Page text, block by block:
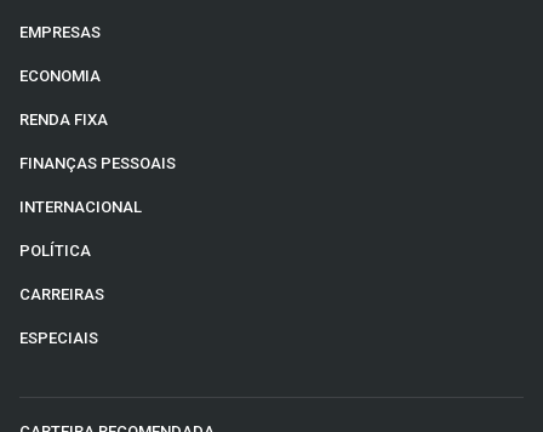
EMPRESAS
ECONOMIA
RENDA FIXA
FINANÇAS PESSOAIS
INTERNACIONAL
POLÍTICA
CARREIRAS
ESPECIAIS